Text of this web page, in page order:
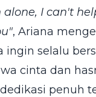
alone, I can't
, Ariana
ingin selalu
cinta dan
penuh